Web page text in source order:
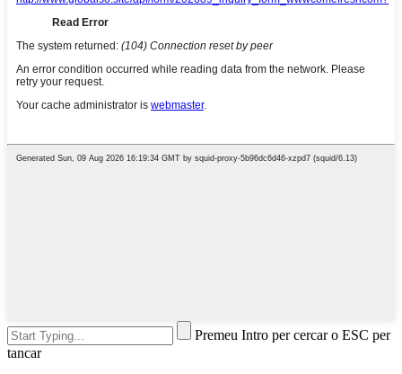
Premeu Intro per cercar o ESC per
tancar